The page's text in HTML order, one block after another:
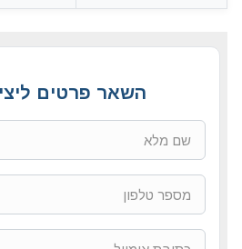
השאר פרטים